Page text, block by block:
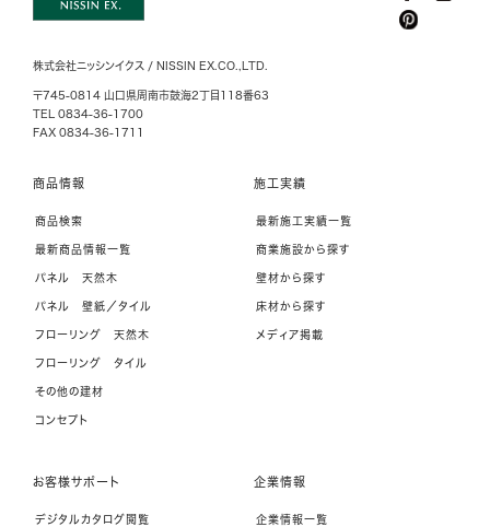
株式会社ニッシンイクス / NISSIN EX.CO.,LTD.
〒745-0814 山口県周南市鼓海2丁目118番63
TEL 0834-36-1700
FAX 0834-36-1711
商品情報
商品検索
最新商品情報一覧
パネル 天然木
パネル 壁紙／タイル
フローリング 天然木
フローリング タイル
その他の建材
コンセプト
施工実績
最新施工実績一覧
商業施設から探す
壁材から探す
床材から探す
メディア掲載
お客様サポート
デジタルカタログ閲覧
企業情報
企業情報一覧